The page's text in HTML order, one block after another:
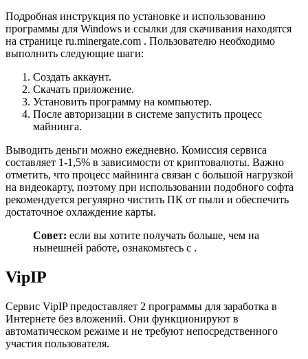
Подробная инструкция по установке и использованию
программы для Windows и ссылки для скачивания находятся
на странице ru.minergate.com . Пользователю необходимо
выполнить следующие шаги:
Создать аккаунт.
Скачать приложение.
Установить программу на компьютер.
После авторизации в системе запустить процесс
майнинга.
Выводить деньги можно ежедневно. Комиссия сервиса
составляет 1-1,5% в зависимости от криптовалюты. Важно
отметить, что процесс майнинга связан с большой нагрузкой
на видеокарту, поэтому при использовании подобного софта
рекомендуется регулярно чистить ПК от пыли и обеспечить
достаточное охлаждение карты.
Совет: если вы хотите получать больше, чем на
нынешней работе, ознакомьтесь с .
VipIP
Сервис VipIP предоставляет 2 программы для заработка в
Интернете без вложений. Они функционируют в
автоматическом режиме и не требуют непосредственного
участия пользователя.